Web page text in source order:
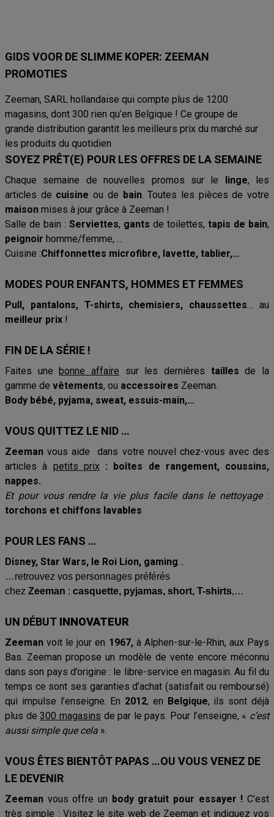
GIDS VOOR DE SLIMME KOPER: ZEEMAN
PROMOTIES
Zeeman, SARL hollandaise qui compte plus de 1200
magasins, dont 300 rien qu’en Belgique ! Ce groupe de
grande distribution garantit les meilleurs prix du marché sur
les produits du quotidien
SOYEZ PRÊT(E) POUR LES OFFRES DE LA SEMAINE
Chaque semaine de nouvelles promos sur le linge, les
articles de cuisine ou de bain. Toutes les pièces de votre
maison mises à jour grâce à Zeeman !
Salle de bain : Serviettes, gants de toilettes, tapis de bain,
peignoir homme/femme, …
Cuisine :Chiffonnettes microfibre, lavette, tablier,…
MODES POUR ENFANTS, HOMMES ET FEMMES
Pull, pantalons, T-shirts, chemisiers, chaussettes… au
meilleur prix !
FIN DE LA SÉRIE !
Faites unebonne affaire sur les dernières tailles de la
gamme de vêtements, ou accessoires Zeeman.
Body bébé, pyjama, sweat, essuis-main,…
VOUS QUITTEZ LE NID …
Zeeman vous aide dans votre nouvel chez-vous avec des
articles à petits prix: boîtes de rangement, coussins,
nappes.
Et pour vous rendre la vie plus facile dans le nettoyage :
torchons et chiffons lavables
POUR LES FANS …
Disney, Star Wars, le Roi Lion, gaming…
…retrouvez vos personnages préférés
chez Zeeman : casquette, pyjamas, short, T-shirts,…
UN DÉBUT INNOVATEUR
Zeeman voit le jour en 1967,à Alphen-sur-le-Rhin, aux Pays
Bas. Zeeman propose un modèle de vente encore méconnu
dans son pays d’origine : le libre-service en magasin. Au fil du
temps ce sont ses garanties d’achat (satisfait ou remboursé)
qui impulse l’enseigne. En 2012, en Belgique, ils sont déjà
plus de300 magasins de par le pays. Pour l’enseigne, « c’est
aussi simple que cela ».
VOUS ÊTES BIENTÔT PAPAS …OU VOUS VENEZ DE
LE DEVENIR
Zeeman vous offre un body gratuit pour essayer !C’est
très simple : Visitez le site web de Zeeman et indiquez vos